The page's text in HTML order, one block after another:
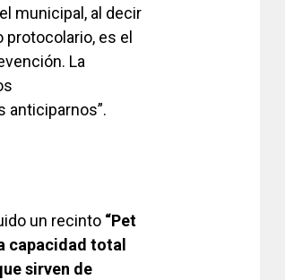
municipal, al decir
es el
La
anticiparnos”.
un recinto “Pet
capacidad total
sirven de